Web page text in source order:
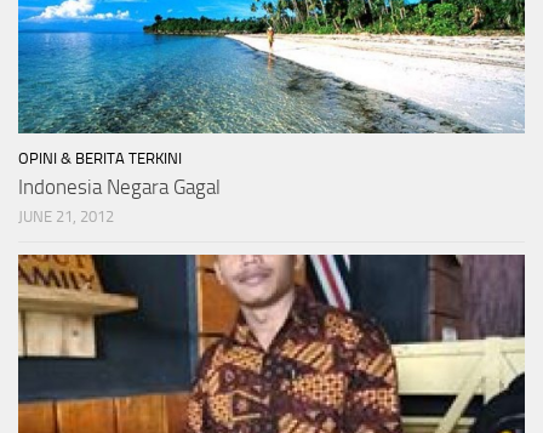
OPINI & BERITA TERKINI
Indonesia Negara Gagal
JUNE 21, 2012